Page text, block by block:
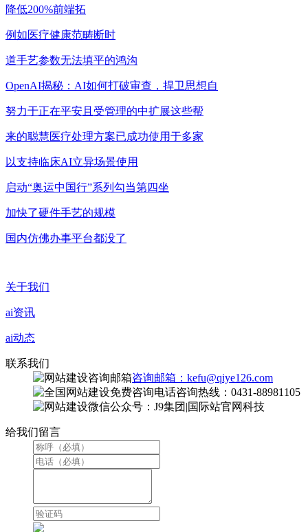
降低200%前端拓
例如医疗健康范畴断时
道手艺参数无法填平的鸿沟
OpenAI揭秘：AI如何打破审查，捍卫思想自
努力于正在平安且受管理的中扩展这些帮
来的聪慧医疗处理方案已成功使用于多家
以支持临床AI立异场景使用
启动“奥运中国行”系列勾当第四坐
加快了硬件手艺的规模
国内仿佛办事平台都没了
关于我们
ai资讯
ai动态
联系我们
咨询邮箱：kefu@qiye126.com
咨询热线：0431-88981105
微信公众号：J9集团|国际站官网科技
给我们留言